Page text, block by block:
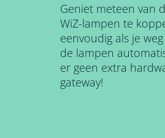
Geniet meteen van
WiZ-lampen te
eenvoudig als je
de lampen
er geen extra
gateway!